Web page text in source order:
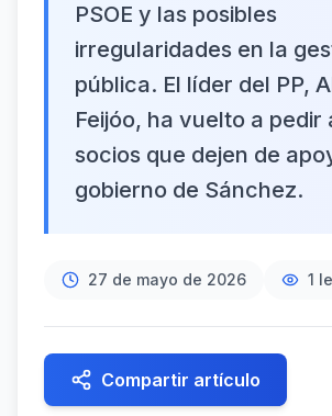
PSOE y las posibles
irregularidades en la
pública. El líder del PP,
Feijóo, ha vuelto a pedir
socios que dejen de
gobierno de Sánchez.
27 de mayo de 2026 1
Compartir artículo